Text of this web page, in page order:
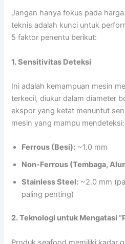
Jangan hanya fokus pada
teknis adalah kunci untuk
5 faktor penentu berikut:
1. Sensitivitas Deteksi
Ini adalah kemampuan mesin
terkecil, diukur dalam diameter
ekspor yang ketat menuntut
mesin yang mampu mendeteksi:
Ferrous (Besi): ~1.0 mm
Non-Ferrous (Tembaga,
Stainless Steel: ~2.0 mm
paling penting)
2. Teknologi untuk Mengatasi